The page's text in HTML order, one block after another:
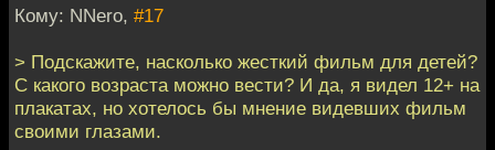
Кому: NNero, #17
> Подскажите, насколько жесткий фильм для детей?
С какого возраста можно вести? И да, я видел 12+ на
плакатах, но хотелось бы мнение видевших фильм
своими глазами.